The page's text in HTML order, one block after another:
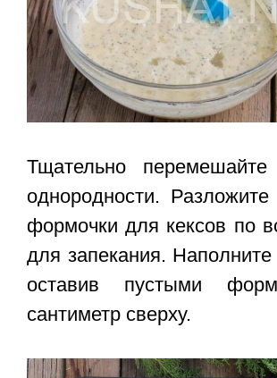
Тщательно
однородности.
формочки для кексов по
для запекания. Наполните
оставив пустыми
сантиметр сверху.